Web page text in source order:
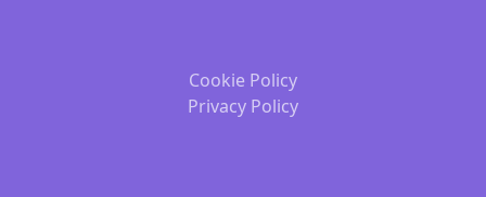
Cookie Policy
Privacy Policy